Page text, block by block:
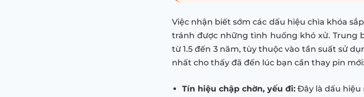
Việc nhận biết sớm các dấu hiệu chìa khóa
tránh được những tình huống khó xử. Trung
từ 1.5 đến 3 năm, tùy thuộc vào tần suất sử
nhất cho thấy đã đến lúc bạn cần thay pin mới:
Tín hiệu chập chờn, yếu đi: Đây là dấu hiệu